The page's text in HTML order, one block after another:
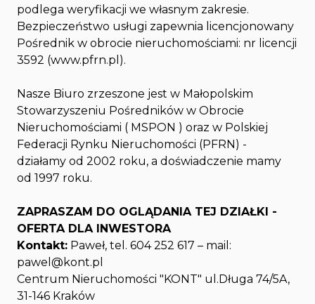
podlega weryfikacji we własnym zakresie.
Bezpieczeństwo usługi zapewnia licencjonowany
Pośrednik w obrocie nieruchomościami: nr licencji
3592 (www.pfrn.pl).
Nasze Biuro zrzeszone jest w Małopolskim
Stowarzyszeniu Pośredników w Obrocie
Nieruchomościami ( MSPON ) oraz w Polskiej
Federacji Rynku Nieruchomości (PFRN) -
działamy od 2002 roku, a doświadczenie mamy
od 1997 roku.
ZAPRASZAM DO OGLĄDANIA TEJ DZIAŁKI -
OFERTA DLA INWESTORA
Kontakt: Paweł, tel. 604 252 617 – mail:
pawel@kont.pl
Centrum Nieruchomości "KONT" ul.Długa 74/5A,
31-146 Kraków